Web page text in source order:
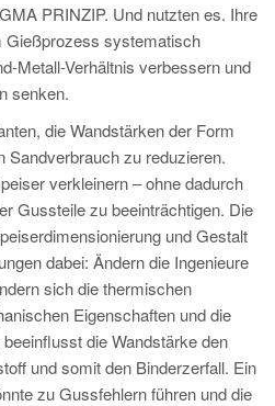
PRINZIP. Und nutzten es. Ihre
Gießprozess systematisch
Metall-Verhältnis verbessern und
senken.
die Wandstärken der Form
Sandverbrauch zu reduzieren.
verkleinern – ohne dadurch
Gussteile zu beeinträchtigen. Die
und Gestalt
dabei: Ändern die Ingenieure
sich die thermischen
Eigenschaften und die
die Wandstärke den
und somit den Binderzerfall. Ein
zu Gussfehlern führen und die